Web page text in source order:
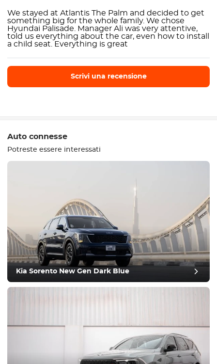
We stayed at Atlantis The Palm and decided to get
something big for the whole family. We chose
Hyundai Palisade. Manager Ali was very attentive,
told us everything about the car, even how to install
a child seat. Everything is great
Scrivi una recensione
Attrezzatura
Confortevole
Controllo del clima
Condizione
Auto connesse
Potreste essere interessati
Kia Sorento New Gen Dark Blue